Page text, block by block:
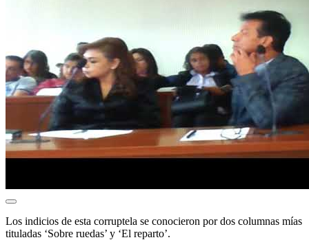
Los indicios de esta corruptela se conocieron por dos columnas mías
tituladas ‘Sobre ruedas’ y ‘El reparto’.